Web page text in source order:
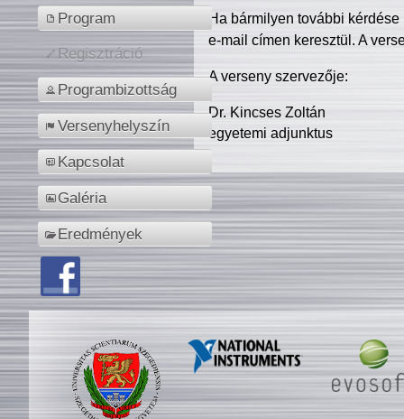
Program
Regisztráció
Programbizottság
Versenyhelyszín
Kapcsolat
Galéria
Eredmények
Ha bármilyen további
e-mail címen keresztül. A
A verseny szervezője:
Dr. Kincses Zoltán
egyetemi adjunktus